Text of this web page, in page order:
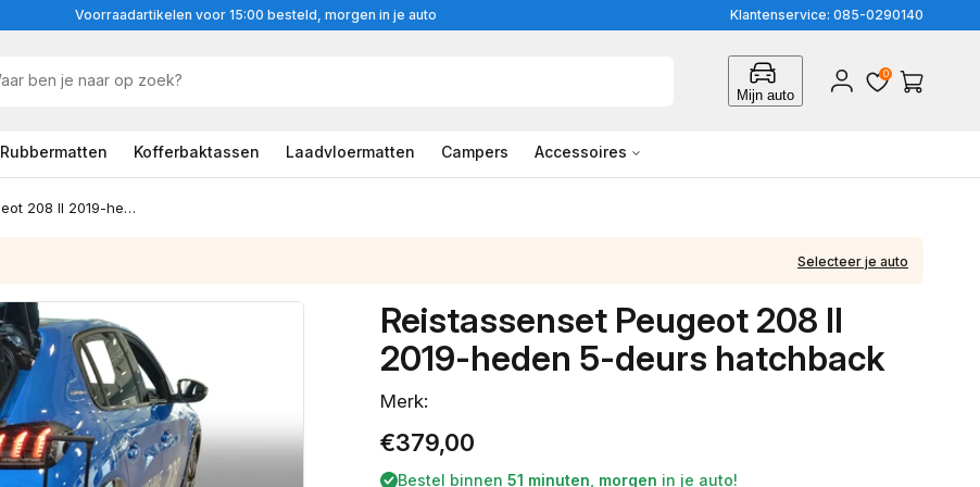
Voorraadartikelen voor 15:00 besteld, morgen in je auto Klantenservice: 085-0290140
Mijn auto
Inloggen 0
Winkelwagen
Rubbermatten Kofferbaktassen Laadvloermatten Campers Accessoires
Reistassenset Peugeot 208 II 2019-heden 5-deurs hatchback
Selecteer je auto
Reistassenset Peugeot 208 II
2019-heden 5-deurs hatchback
Merk:
Normale
prijs
€379,00
Bestel binnen 51 minuten morgen in je auto!